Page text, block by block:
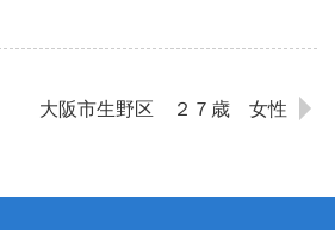
大阪市生野区 ２７歳 女性